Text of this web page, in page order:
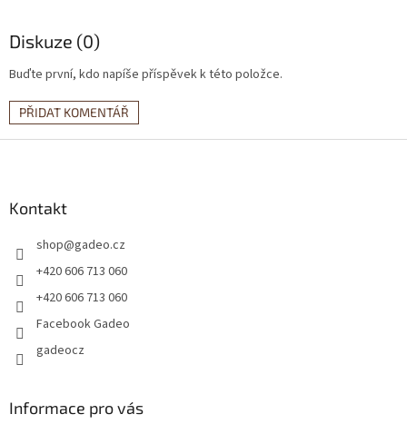
Diskuze (0)
Buďte první, kdo napíše příspěvek k této položce.
PŘIDAT KOMENTÁŘ
Kontakt
shop@gadeo.cz
+420 606 713 060
+420 606 713 060
Facebook Gadeo
gadeocz
Informace pro vás